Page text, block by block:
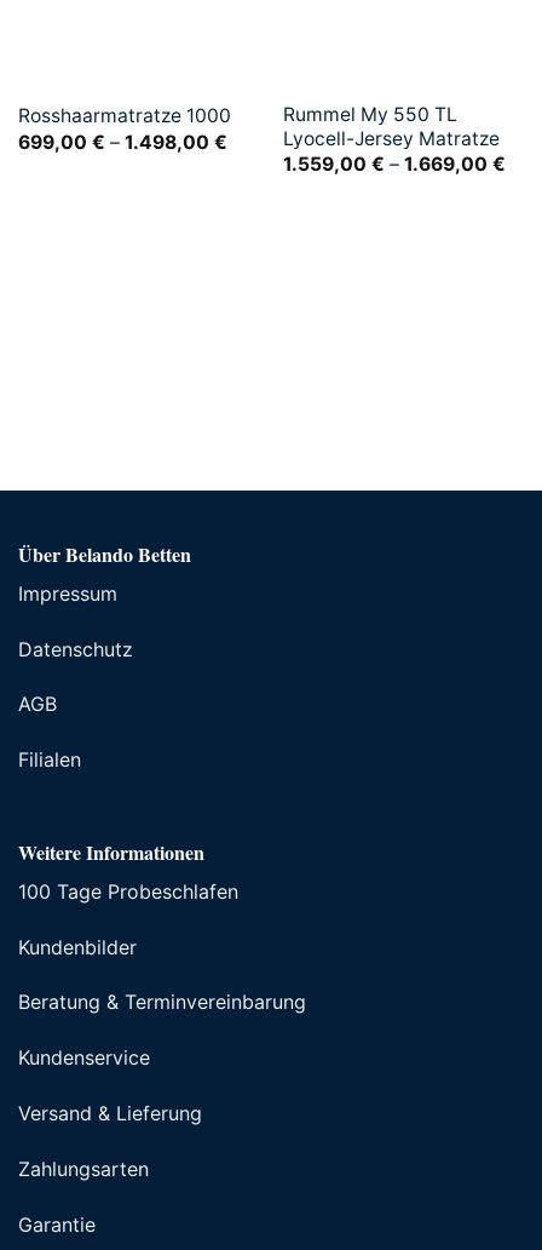
Rosshaarmatratze 1000
699,00 € – 1.498,00 €
Rummel My 550 TL
Lyocell-Jersey Matratze
1.559,00 € – 1.669,00 €
Über Belando Betten
Impressum
Datenschutz
AGB
Filialen
Weitere Informationen
100 Tage Probeschlafen
Kundenbilder
Beratung & Terminvereinbarung
Kundenservice
Versand & Lieferung
Zahlungsarten
Garantie